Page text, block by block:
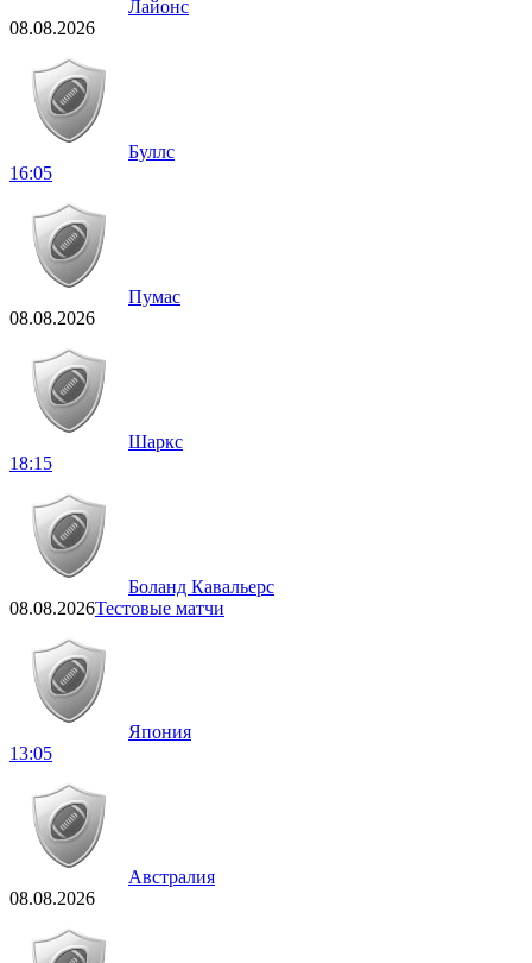
Лайонс
08.08.2026
Буллс
16:05
Пумас
08.08.2026
Шаркс
18:15
Боланд Кавальерс
08.08.2026Тестовые матчи
Япония
13:05
Австралия
08.08.2026